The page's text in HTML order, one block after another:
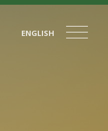
ENGLISH